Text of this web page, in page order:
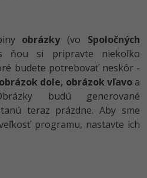
obrázky(vo Spoločných
ňou si pripravte niekoľko
budete potrebovať neskôr -
obrázok dole, obrázok vľavoa
budú generované
teraz prázdne. Aby sme
programu, nastavte ich